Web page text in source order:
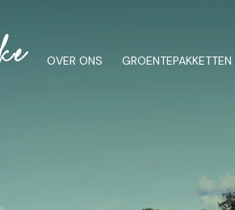
OVER ONS GROENTEPAKKETTEN